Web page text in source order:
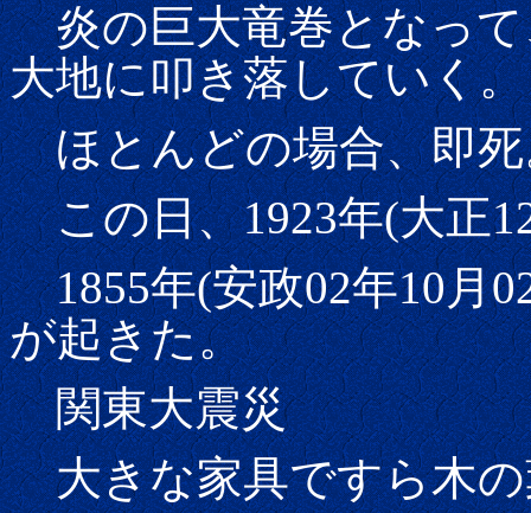
炎の巨大竜巻となって
大地に叩き落していく。
ほとんどの場合、即死
この日、1923年(大正
1855年(安政02年10月
が起きた。
関東大震災
大きな家具ですら木の